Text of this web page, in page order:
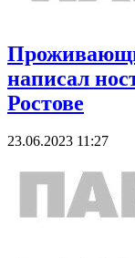
написал
Ростове
23.06.2023 11:27